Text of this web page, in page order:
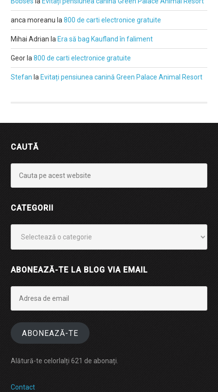
anca moreanu la800 de carti electronice gratuite
Mihai Adrian la Era să bag Kaufland în faliment
Geor la800 de carti electronice gratuite
Stefan la Evitați pensiunea canină Green Palace Animal Resort
CAUTĂ
CATEGORII
ABONEAZĂ-TE LA BLOG VIA EMAIL
email
ABONEAZĂ-TE
Alătură-te celorlalți 621 de abonați.
Contact